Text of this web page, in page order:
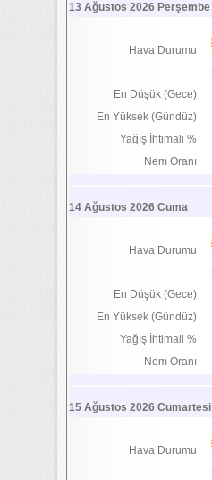
13 Ağustos 2026 Perşembe
Hava Durumu
En Düşük (Gece)
En Yüksek (Gündüz)
Yağış İhtimali %
Nem Oranı
14 Ağustos 2026 Cuma
Hava Durumu
En Düşük (Gece)
En Yüksek (Gündüz)
Yağış İhtimali %
Nem Oranı
15 Ağustos 2026 Cumartesi
Hava Durumu